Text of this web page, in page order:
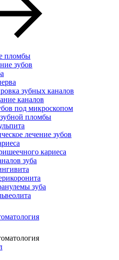
пломбы
зубов
зубных каналов
каналов
под микроскопом
пломбы
лечение зубов
кариеса
зуба
зуба